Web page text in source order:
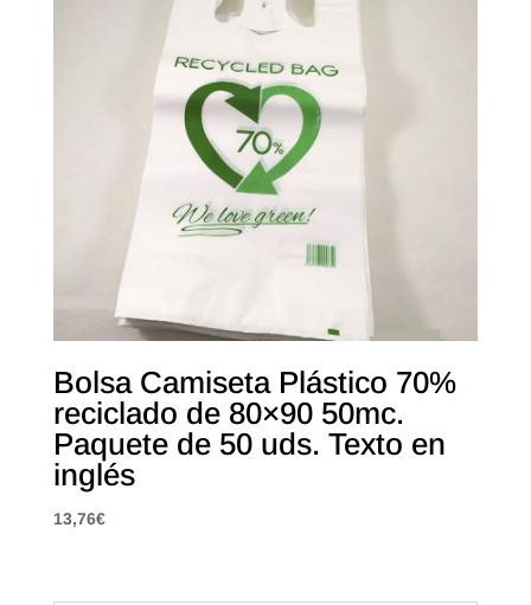
Bolsa Camiseta Plástico 70%
reciclado de 80×90 50mc.
Paquete de 50 uds. Texto en
inglés
13,76€